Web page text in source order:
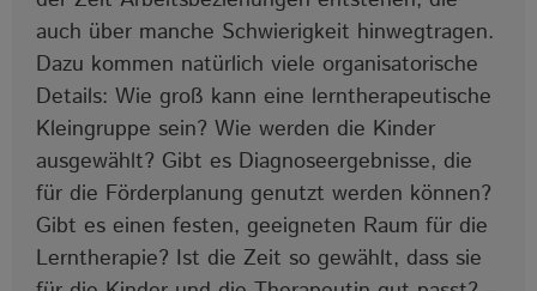
auch über manche Schwierigkeit hinwegtragen.
Dazu kommen natürlich viele organisatorische
Details: Wie groß kann eine lerntherapeutische
Kleingruppe sein? Wie werden die Kinder
ausgewählt? Gibt es Diagnoseergebnisse, die
für die Förderplanung genutzt werden können?
Gibt es einen festen, geeigneten Raum für die
Lerntherapie? Ist die Zeit so gewählt, dass sie